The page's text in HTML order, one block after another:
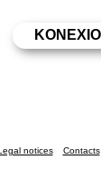
notices Contacts